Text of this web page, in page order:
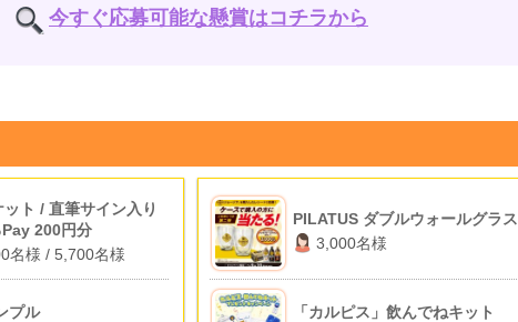
今すぐ応募可能な懸賞はコチラから
ト / 直筆サイン入り
200円分
名様 / 5,700名様
プル
PILATUS ダブルウォールグラス
3,000名様
「カルピス」飲んでねキット